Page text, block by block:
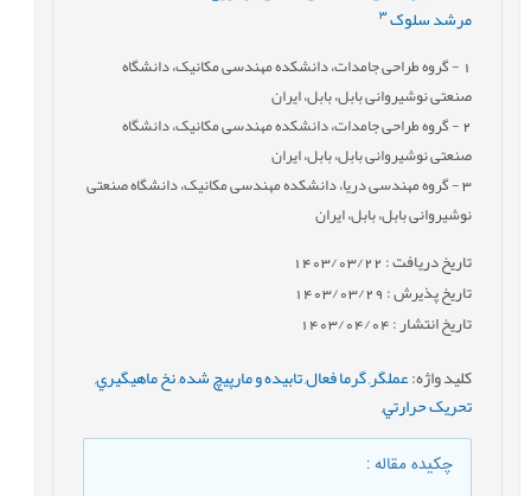
مرشد سلوک3
- گروه طراحی جامدات، دانشکده مهندسی مکانیک، دانشگاه
صنعتی نوشیروانی بابل، بابل، ایران
2- گروه طراحی جامدات، دانشکده مهندسی مکانیک، دانشگاه
صنعتی نوشیروانی بابل، بابل، ایران
3- گروه مهندسی دریا، دانشکده مهندسی مکانیک، دانشگاه صنعتی
نوشیروانی بابل، بابل، ایران
تاریخ دریافت : 1403/03/22
تاریخ پذیرش : 1403/03/29
تاریخ انتشار : 1403/04/04
کلید واژه:عملگر,گرما فعال,تابيده و مارپيچ شده,نخ ماهيگيري,
تحريک حرارتي,
چکیده مقاله: